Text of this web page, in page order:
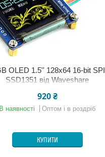
OLED 1.5'' 128x64 16-bit SPI
SSD1351 від Waveshare
920 ₴
В наявності Оптом і в роздріб
КУПИТИ